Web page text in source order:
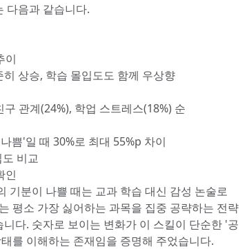
다음과 같습니다.
이
상승, 학습 몰입도도 함께 우상향
관계(24%), 학업 스트레스(18%) 순
쁨'일 때 30%로 최대 55%p 차이
비교
인
기분이 나쁠 때는 교과 학습 대신 감성 논술로
평소 가장 싫어하는 과목을 집중 공략하는 전략
다. 숫자로 보이는 변화가 이 스킬이 단순한 '공
를 이해하는 존재임을 증명해 주었습니다.